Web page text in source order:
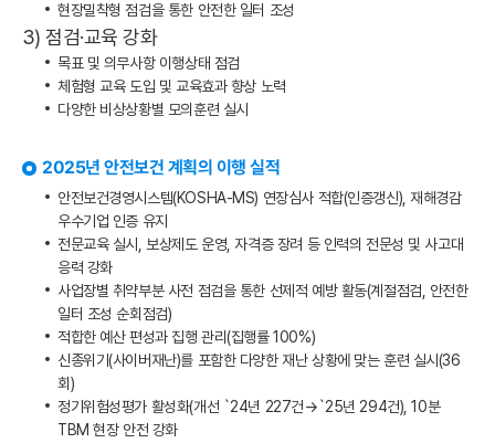
현장밀착형 점검을 통한 안전한 일터 조성
3) 점검·교육 강화
목표 및 의무사항 이행상태 점검
체험형 교육 도입 및 교육효과 향상 노력
다양한 비상상황별 모의훈련 실시
2025년 안전보건 계획의 이행 실적
안전보건경영시스템(KOSHA-MS) 연장심사 적합(인증갱신), 재해경감
우수기업 인증 유지
전문교육 실시, 보상제도 운영, 자격증 장려 등 인력의 전문성 및 사고대
응력 강화
사업장별 취약부분 사전 점검을 통한 선제적 예방 활동(계절점검, 안전한
일터 조성 순회점검)
적합한 예산 편성과 집행 관리(집행률 100%)
신종위기(사이버재난)를 포함한 다양한 재난 상황에 맞는 훈련 실시(36
회)
정기위험성평가 활성화(개선 `24년 227건→`25년 294건), 10분
TBM 현장 안전 강화